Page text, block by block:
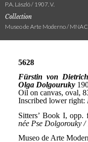
P.A. László / 1907. V.
Collection
Museo de Arte Moderno / MNAC